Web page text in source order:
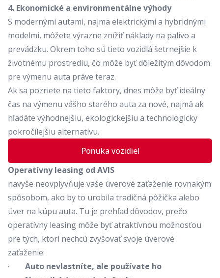
4. Ekonomické a environmentálne výhody
S modernými autami, najmä elektrickými a hybridnými
modelmi, môžete výrazne znížiť náklady na palivo a
prevádzku. Okrem toho sú tieto vozidlá šetrnejšie k
životnému prostrediu, čo môže byť dôležitým dôvodom
pre výmenu auta práve teraz.
Ak sa pozriete na tieto faktory, dnes môže byť ideálny
čas na výmenu vášho starého auta za nové, najmä ak
hľadáte výhodnejšiu, ekologickejšiu a technologicky
pokročilejšiu alternatívu.
Ponuka vozidiel
Operatívny leasing od AVIS
navyše neovplyvňuje vaše úverové zaťaženie rovnakým
spôsobom, ako by to urobila tradičná pôžička alebo
úver na kúpu auta. Tu je prehľad dôvodov, prečo
operatívny leasing môže byť atraktívnou možnosťou
pre tých, ktorí nechcú zvyšovať svoje úverové
zaťaženie:
· Auto nevlastníte, ale používate ho